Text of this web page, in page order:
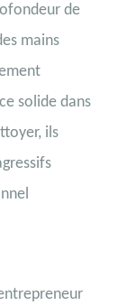
de
mains
solide dans
ils